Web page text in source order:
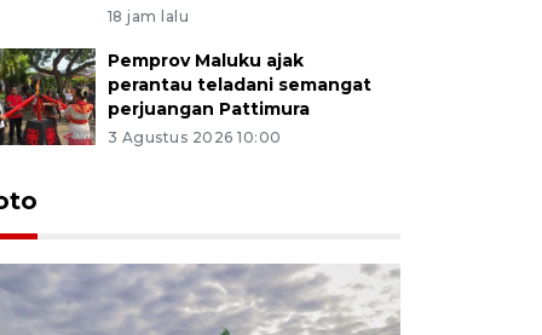
18 jam lalu
Pemprov Maluku ajak
perantau teladani semangat
perjuangan Pattimura
3 Agustus 2026 10:00